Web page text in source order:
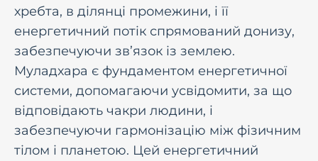
хребта, в ділянці промежини, і її
енергетичний потік спрямований донизу,
забезпечуючи зв’язок із землею.
Муладхара є фундаментом енергетичної
системи, допомагаючи усвідомити, за що
відповідають чакри людини, і
забезпечуючи гармонізацію між фізичним
тілом і планетою. Цей енергетичний